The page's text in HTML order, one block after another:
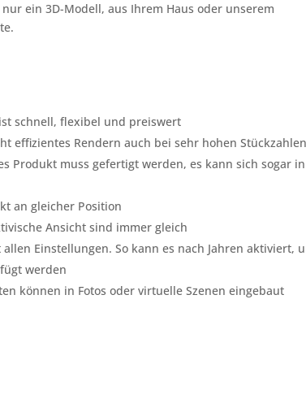
ein 3D-Modell, aus Ihrem Haus oder unserem
schnell, flexibel und preiswert
effizientes Rendern auch bei sehr hohen Stückzahlen
Produkt muss gefertigt werden, es kann sich sogar
an gleicher Position
Ansicht sind immer gleich
Einstellungen. So kann es nach Jahren aktiviert,
werden
können in Fotos oder virtuelle Szenen eingebaut